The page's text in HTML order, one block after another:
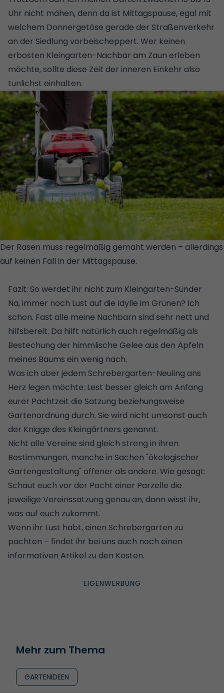
Uhr nicht mähen, denn da ist Mittagspause, egal mit
welchem Donnergetöse gerade der Straßenverkehr
an der Siedlung vorbeischeppert. Wer keinen
erbosten Kleingarten-Nachbar am Zaun erleben
möchte, sollte diese Zeit der inneren Einkehr also
tunlichst einhalten.
Der Rasen muss regelmäßig gemäht werden – allerdings
auf keinen Fall in der Mittagspause.
Fazit: So werdet ihr nicht zum Kleingarten-Sünder
Na, immer noch Lust auf die Idylle im Grünen? Ich
schon. Fast alle meine Nachbarn sind sehr nett und
hilfsbereit. Da hilft natürlich auch regelmäßig als
Bestechung der himmlische Gelee aus den Äpfeln
meines Baums ein wenig nach.
Was ich aber jedem Schrebergarten-Neuling ans
Herz legen möchte: Lest besser gleich am Anfang
eurer Pachtzeit die Satzung beziehungsweise
Gartenordnung durch. Sie wird nicht umsonst auch
der Knigge des Kleingärtners genannt.
Nicht alle Vereine sind gleich streng in ihren
Bestimmungen, manche in Sachen "ökologischer
Gartengestaltung" offener als andere. Wie gesagt:
Schaut euch vor der Pacht einer Parzelle die
jeweilige Vereinssatzung genau an, dann wisst ihr,
was auf euch zukommt.
Wenn ihr Lust habt, einen Schrebergarten zu
pachten – findet ihr bei uns auch noch einen
informativen Artikel zu den Kosten.
Mehr zum Thema
GARTENIDEEN